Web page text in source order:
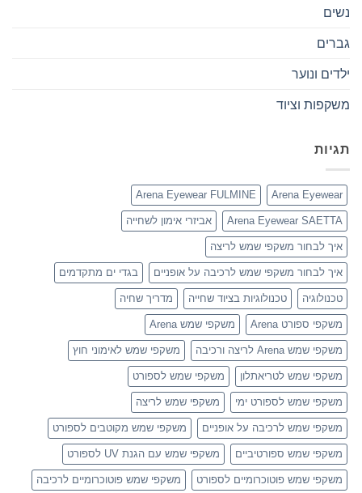
נשים
גברים
ילדים ונוער
משקפות וציוד
תגיות
Arena Eyewear
Arena Eyewear FULMINE
Arena Eyewear SAETTA אביזרי אימון לשחייה
איך לבחור משקפי שמש לריצה
איך לבחור משקפי שמש לרכיבה על אופניים בגדי ים מתקדמים
טכנולוגיה טכנולוגיות בציוד שחייה מדריך שחיה
משקפי ספורט Arena משקפי שמש Arena
משקפי שמש Arena לריצה ורכיבה משקפי שמש לאימוני חוץ
משקפי שמש לטריאתלון משקפי שמש לספורט
משקפי שמש לספורט ימי משקפי שמש לריצה
משקפי שמש לרכיבה על אופניים משקפי שמש מקוטבים לספורט
משקפי שמש ספורטיביים משקפי שמש עם הגנת UV לספורט
משקפי שמש פוטוכרומיים לספורט משקפי שמש פוטוכרומיים לרכיבה